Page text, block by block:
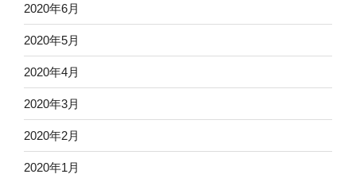
2020年6月
2020年5月
2020年4月
2020年3月
2020年2月
2020年1月